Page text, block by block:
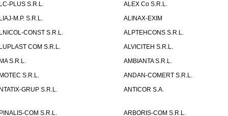
PLUS S.R.L.
ALEX Co S.R.L.
M.P. S.R.L.
ALINAX-EXIM
CONST S.R.L.
ALPTEHCONS S.R.L.
COM S.R.L.
ALVICITEH S.R.L.
S.R.L.
AMBIANTA S.R.L.
S.R.L.
ANDAN-COMERT S.R.L.
GRUP S.R.L.
ANTICOR S.A.
COM S.R.L.
ARBORIS-COM S.R.L.